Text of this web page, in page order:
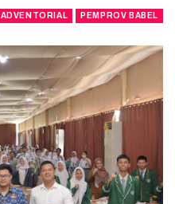
ADVENTORIAL PEMPROV BABEL